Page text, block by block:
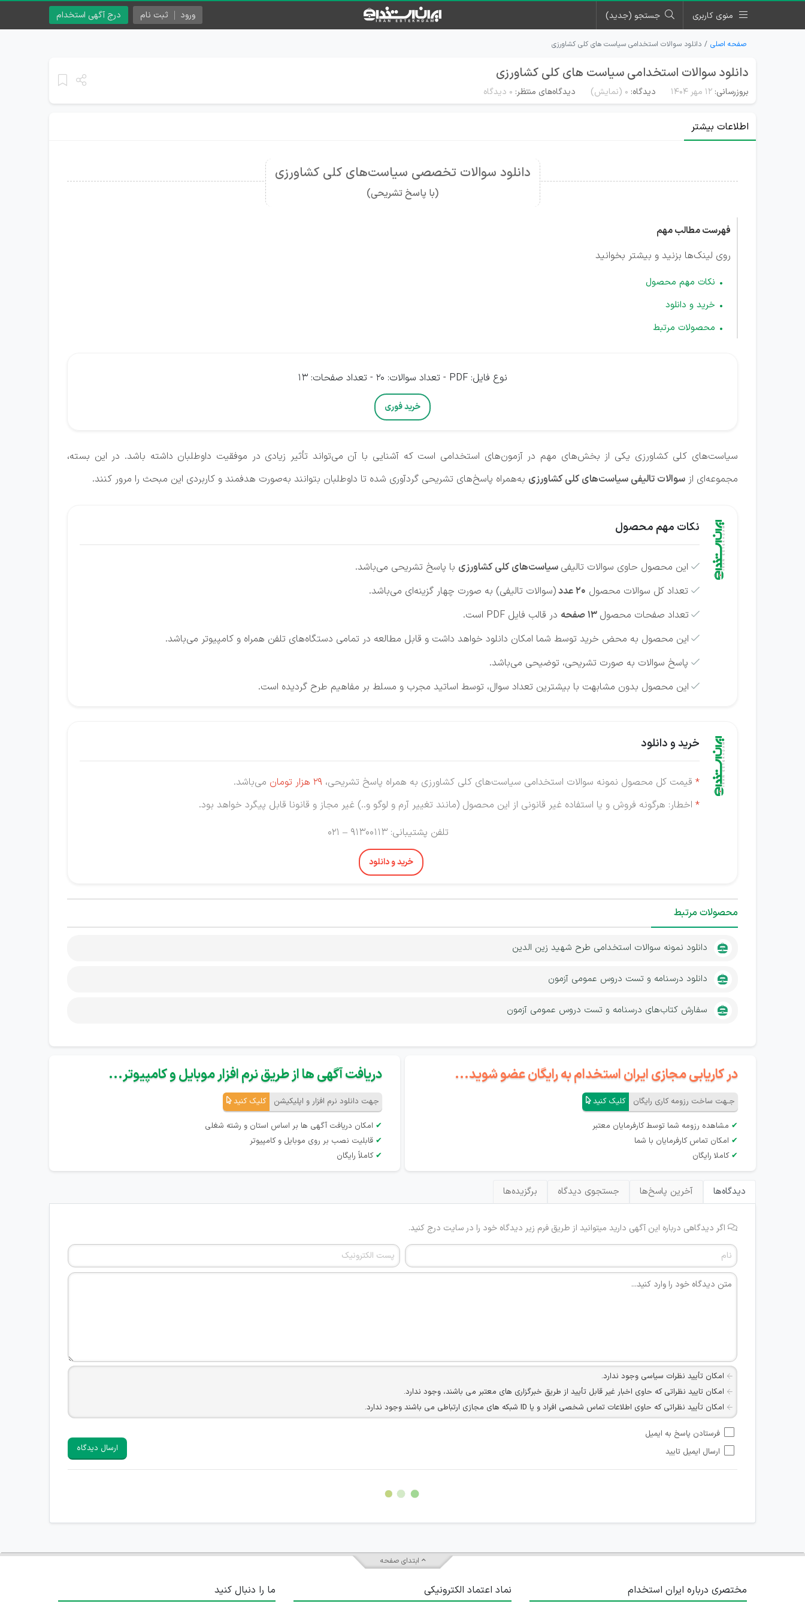
منوی کاربری جستجو (جدید) درج آگهی استخدام ورود ثبت نام
صفحه اصلی دانلود سوالات استخدامی سیاست های کلی کشاورزی
دانلود سوالات استخدامی سیاست های کلی کشاورزی
بروزرسانی: ۱۲ مهر ۱۴۰۴ دیدگاه: 0 (نمایش) دیدگاه‌های منتظر: ۰ دیدگاه
اطلاعات بیشتر
دانلود سوالات تخصصی سیاست‌های کلی کشاورزی
(با پاسخ تشریحی)
فهرست مطالب مهم
روی لینک‌ها بزنید و بیشتر بخوانید
نکات مهم محصول
خرید و دانلود
محصولات مرتبط
نوع فایل: PDF - تعداد سوالات: 20 - تعداد صفحات: 13
خرید فوری
سیاست‌های کلی کشاورزی یکی از بخش‌های مهم در آزمون‌های استخدامی است که آشنایی با آن می‌تواند تأثیر زیادی در موفقیت داوطلبان داشته باشد. در این بسته،
مجموعه‌ای از سوالات تالیفی سیاست‌های کلی کشاورزی به‌همراه پاسخ‌های تشریحی گردآوری شده تا داوطلبان بتوانند به‌صورت هدفمند و کاربردی این مبحث را مرور کنند.
نکات مهم محصول
 این محصول حاوی سوالات تالیفی سیاست‌های کلیکشاورزی با پاسخ تشریحی می‌باشد.
 تعداد کل سوالات محصول 20 عدد (سوالات تالیفی) به صورت چهار گزینه‌ای می‌باشد.
 تعداد صفحات محصول در قالب فایل PDF است.
 این محصول به محض خرید توسط شما امکان دانلود خواهد داشت و قابل مطالعه در تمامی دستگاه‌های تلفن همراه و کامپیوتر می‌باشد.
 پاسخ سوالات به صورت تشریحی، توضیحی می‌باشد.
 این محصول بدون مشابهت با بیشترین تعداد سوال، توسط اساتید مجرب و مسلط بر مفاهیم طرح گردیده است.
خرید و دانلود
* قیمت کل محصول نمونه سوالات استخدامی سیاست‌های کلی کشاورزی به همراه پاسخ تشریحی، 29 هزار تومان می‌باشد.
* اخطار: هرگونه فروش و یا استفاده غیر قانونی از این محصول (مانند تغییر آرم و لوگو و..) غیر مجاز و قانونا قابل پیگرد خواهد بود.
تلفن پشتیبانی: 91300113 – 021
خرید و دانلود
محصولات مرتبط
دانلود نمونه سوالات استخدامی طرح شهید زین الدین
دانلود درسنامه و تست دروس عمومی آزمون
سفارش کتاب‌های درسنامه و تست دروس عمومی آزمون
در کاریابی مجازی ایران استخدام به رایگان عضو شوید...
جـهت ساخت رزومه کاری رایگان کلیک کنید
✔ مشاهده رزومه شما توسط کارفرمایان معتبر
✔ امکان تماس کارفرمایان با شما
✔ کاملا رایگان
دریافت آگهی ها از طریق نرم افزار موبایل و کامپیوتر...
جهت دانلود نرم افزار و اپلیکیشن کلیک کنید
✔ امکان دریافت آگهی ها بر اساس استان و رشته شغلی
✔ قابلیت نصب بر روی موبایل و کامپیوتر
✔ کاملاً رایگان
دیدگاه‌ها آخرین پاسخ‌ها جستجوی دیدگاه برگزیده‌ها
اگر دیدگاهی درباره این آگهی دارید میتوانید از طریق فرم زیر دیدگاه خود را در سایت درج کنید.
امکان تأیید نظرات سیاسی وجود ندارد.
امکان تایید نظراتی که حاوی اخبار غیر قابل تأیید از طریق خبرگزاری های معتبر می باشند، وجود ندارد.
امکان تأیید نظراتی که حاوی اطلاعات تماس شخصی افراد و یا ID شبکه های مجازی ارتباطی می باشند وجود ندارد.
هرگونه تحریک، تحقیر و کنایه به سایر افراد (مسئول و غیر مسئول) غیر مجاز می باشد.
امکان هماهنگی برای هرگونه ملاقات حضوری چه به صورت دسته جمعی و چه فردی توسط کاربران سایت وجود ندارد.
فرستادن پاسخ به ایمیل
ارسال ایمیل تایید
ارسال دیدگاه
ابتدای صفحه
مختصری درباره ایران استخدام نماد اعتماد الکترونیکی ما را دنبال کنید